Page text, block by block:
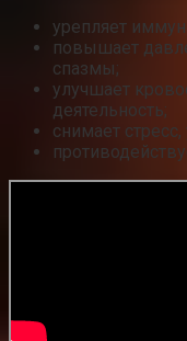
урепляет
повышает
спазмы;
улучшает
деятельность;
снимает